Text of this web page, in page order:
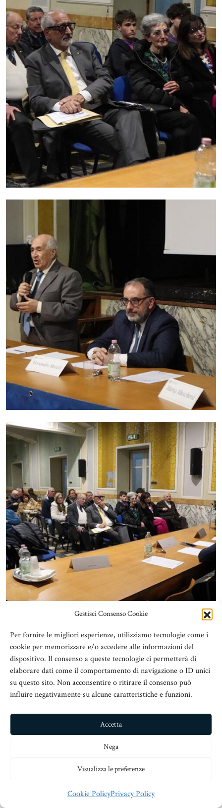
Gestisci Consenso Cookie
Per fornire le migliori esperienze, utilizziamo tecnologie come i
cookie per memorizzare e/o accedere alle informazioni del
dispositivo. Il consenso a queste tecnologie ci permetterà di
elaborare dati come il comportamento di navigazione o ID unici
su questo sito. Non acconsentire o ritirare il consenso può
influire negativamente su alcune caratteristiche e funzioni.
Accetta
Nega
Visualizza le preferenze
Cookie PolicyPrivacy Policy